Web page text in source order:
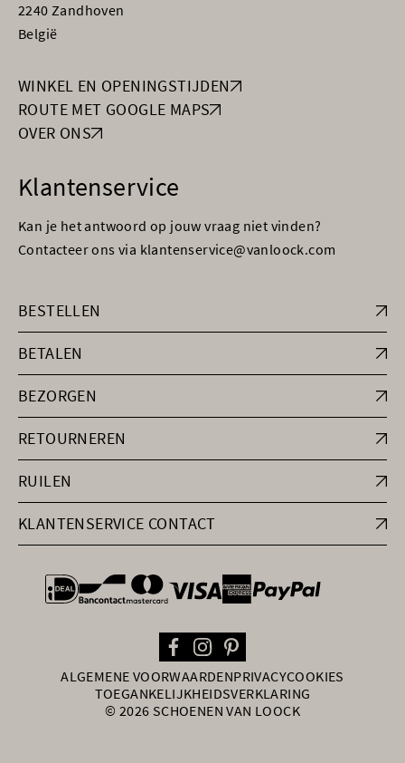
2240 Zandhoven
België
WINKEL EN OPENINGSTIJDEN
ROUTE MET GOOGLE MAPS
OVER ONS
Klantenservice
Kan je het antwoord op jouw vraag niet vinden?
Contacteer ons via klantenservice@vanloock.com
BESTELLEN
BETALEN
BEZORGEN
RETOURNEREN
RUILEN
KLANTENSERVICE CONTACT
general.paymentOptions
ALGEMENE VOORWAARDENPRIVACYCOOKIES
TOEGANKELIJKHEIDSVERKLARING
© 2026 SCHOENEN VAN LOOCK